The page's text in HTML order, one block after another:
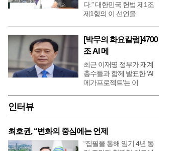
다.” 대한민국 헌법 제1조
제1항의 이 선언을
[박무의 화요칼럼]4700
조 AI 메
최근 이재명 정부가 재계
총수들과 함께 발표한 ‘AI
메가프로젝트’는 이
인터뷰
최호권, “변화의 중심에는 언제
“집필을 통해 임기 4년 동